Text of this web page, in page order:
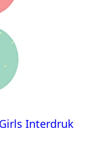
Interdruk